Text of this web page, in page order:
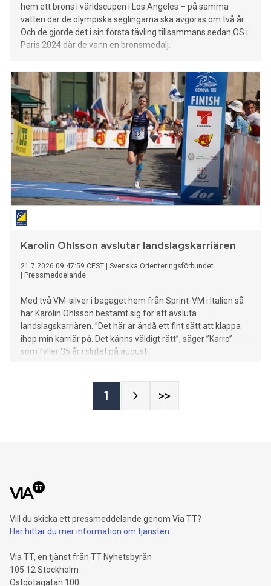
hem ett brons i världscupen i Los Angeles – på samma
vatten där de olympiska seglingarna ska avgöras om två år.
Och de gjorde det i sin första tävling tillsammans sedan OS i
Paris 2024 där de vann en bronsmedalj.
Karolin Ohlsson avslutar landslagskarriären
21.7.2026 09:47:59 CEST
Svenska Orienteringsförbundet
Pressmeddelande
Med två VM-silver i bagaget hem från Sprint-VM i Italien så
har Karolin Ohlsson bestämt sig för att avsluta
landslagskarriären. ”Det här är ändå ett fint sätt att klappa
ihop min karriär på. Det känns väldigt rätt”, säger ”Karro”
som fyller 35 år i slutet på augusti.
1 >>
Vill du skicka ett pressmeddelande genom Via TT?
Här hittar du mer information om tjänsten
Via TT, en tjänst från TT Nyhetsbyrån
105 12 Stockholm
Östgötagatan 100